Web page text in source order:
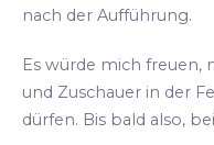
nach der Aufführung.
Es würde mich freuen,
und Zuschauer in der
dürfen. Bis bald also,